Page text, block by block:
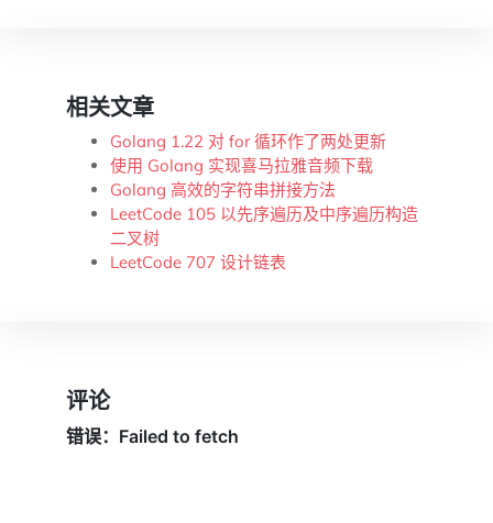
相关文章
Golang 1.22 对 for 循环作了两处更新
使用 Golang 实现喜马拉雅音频下载
Golang 高效的字符串拼接方法
LeetCode 105 以先序遍历及中序遍历构造
二叉树
LeetCode 707 设计链表
评论